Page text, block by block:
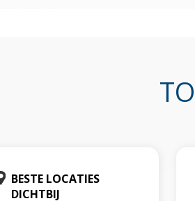
BESTE LOCATIES
DICHTBIJ